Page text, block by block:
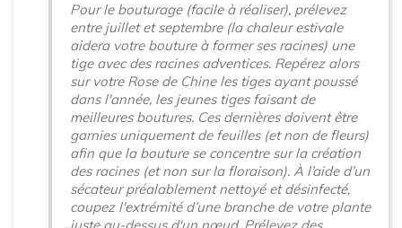
Pour le bouturage (facile à réaliser), prélevez
entre juillet et septembre (la chaleur estivale
aidera votre bouture à former ses racines) une
tige avec des racines adventices. Repérez alors
sur votre Rose de Chine les tiges ayant poussé
dans l'année, les jeunes tiges faisant de
meilleures boutures. Ces dernières doivent être
garnies uniquement de feuilles (et non de fleurs)
afin que la bouture se concentre sur la création
des racines (et non sur la floraison). À l’aide d’un
sécateur préalablement nettoyé et désinfecté,
coupez l'extrémité d’une branche de votre plante